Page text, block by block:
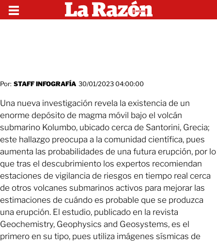
Por: STAFF INFOGRAFÍA 30/01/2023 04:00:00
Una nueva investigación revela la existencia de un
enorme depósito de magma móvil bajo el volcán
submarino Kolumbo, ubicado cerca de Santorini, Grecia;
este hallazgo preocupa a la comunidad científica, pues
aumenta las probabilidades de una futura erupción, por lo
que tras el descubrimiento los expertos recomiendan
estaciones de vigilancia de riesgos en tiempo real cerca
de otros volcanes submarinos activos para mejorar las
estimaciones de cuándo es probable que se produzca
una erupción. El estudio, publicado en la revista
Geochemistry, Geophysics and Geosystems, es el
primero en su tipo, pues utiliza imágenes sísmicas de